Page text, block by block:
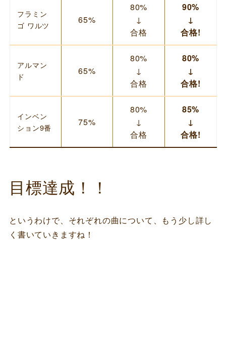
フラミン
ゴ ワルツ
65%
80%
↓
合格
90%
↓
合格!
アルマン
ド
65%
80%
↓
合格
80%
↓
合格!
インベン
ション9番
75%
80%
↓
合格
85%
↓
合格!
目標達成！！
というわけで、それぞれの曲について、もう少し詳し
く書いていきますね！